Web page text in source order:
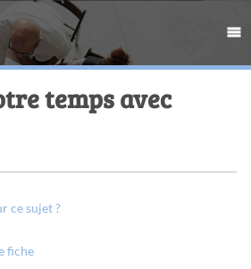
temps avec
ce sujet ?
fiche